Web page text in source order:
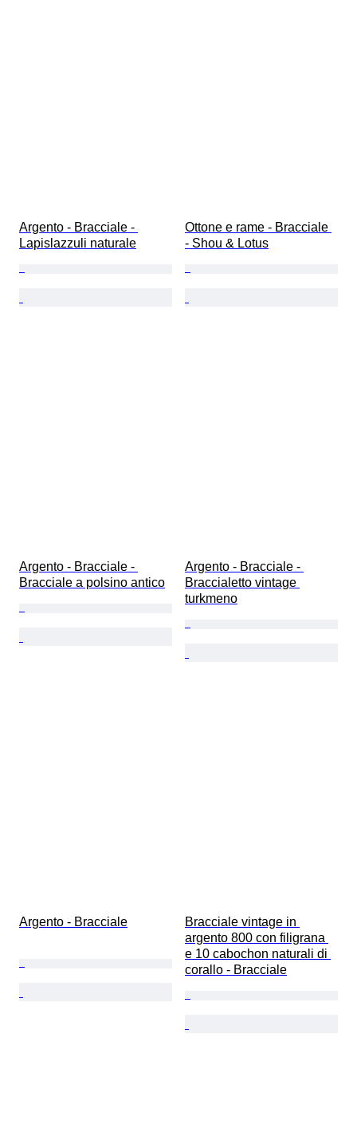
Argento - Bracciale -
Lapislazzuli naturale
Ottone e rame - Bracciale
- Shou & Lotus
Argento - Bracciale -
Bracciale a polsino antico
Argento - Bracciale -
Braccialetto vintage
turkmeno
Argento - Bracciale
Bracciale vintage in
argento 800 con filigrana
e 10 cabochon naturali di
corallo - Bracciale